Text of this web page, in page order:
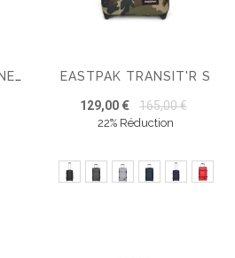
ENRICO BENETTI CORNELL 40L SACOCHE À ROULETTES 17 POUCES EASTPAK TRANSIT'R S
129,00 € 165,00 €
22% Réduction